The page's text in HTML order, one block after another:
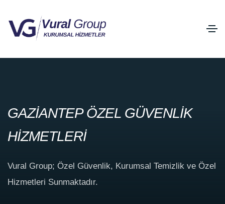
GAZİANTEP ÖZEL GÜVENLİK
HİZMETLERİ
Vural Group; Özel Güvenlik, Kurumsal Temizlik ve Özel
Hizmetleri Sunmaktadır.